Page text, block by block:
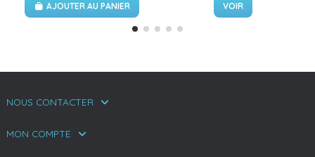
AJOUTER AU PANIER
VOIR
NOUS CONTACTER
MON COMPTE